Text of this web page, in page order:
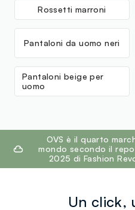
Rossetti marroni
Pantaloni da uomo neri
Pantaloni beige per
uomo
footer.ariatitleOVS è il quarto
mondo secondo il
2025 di Fashion
Un click,